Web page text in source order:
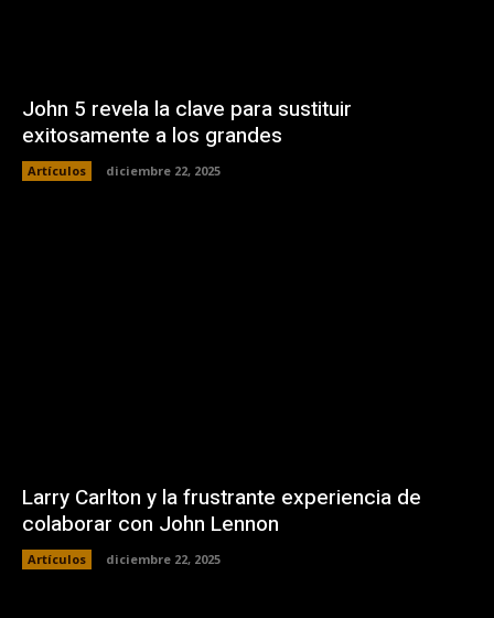
John 5 revela la clave para sustituir
exitosamente a los grandes
Artículos diciembre 22, 2025
Larry Carlton y la frustrante experiencia de
colaborar con John Lennon
Artículos diciembre 22, 2025